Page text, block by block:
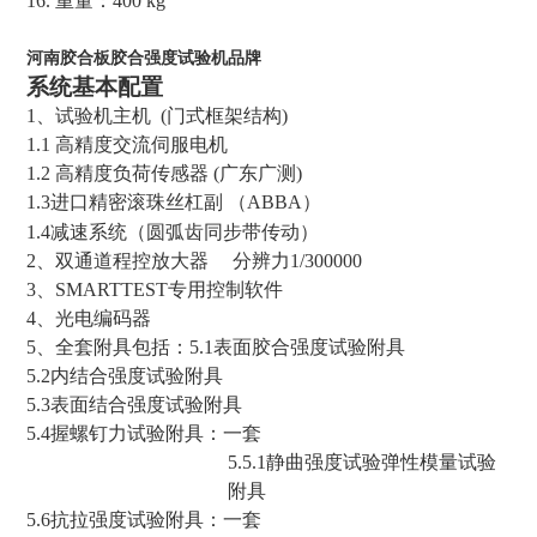
河南胶合板胶合强度试验机品牌
系统基本配置
1、试验机主机 (门式框架结构)
1.1高精度交流伺服电机
1.2高精度负荷传感器 (广东广测)
1.3进口精密滚珠丝杠副 （ABBA）
1.4减速系统（圆弧齿同步带传动）
2、双通道程控放大器 分辨力1/300000
3、 SMARTTEST专用控制软件
4、光电编码器
5、全套附具包括： 5.1表面胶合强度试验附具
5.2内结合强度试验附具
5.3表面结合强度试验附具
5.4握螺钉力试验附具：一套
5.5.1静曲强度试验弹性模量试验
附具
5.6抗拉强度试验附具：一套